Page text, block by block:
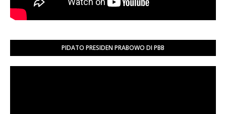
PIDATO PRESIDEN PRABOWO DI PBB